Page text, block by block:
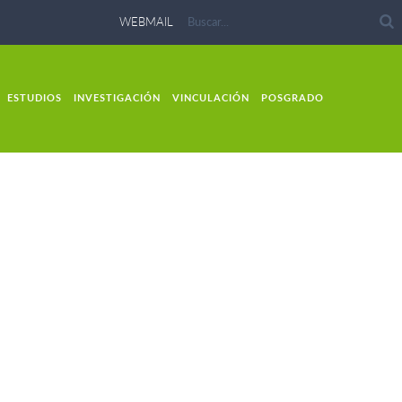
WEBMAIL
ESTUDIOS INVESTIGACIÓN VINCULACIÓN POSGRADO